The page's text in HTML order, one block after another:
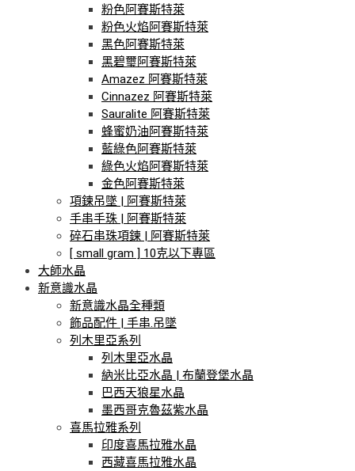
粉色阿賽斯特萊
粉色火焰阿賽斯特萊
黑色阿賽斯特萊
黑碧璽阿賽斯特萊
Amazez 阿賽斯特萊
Cinnazez 阿賽斯特萊
Sauralite 阿賽斯特萊
蜂蜜奶油阿賽斯特萊
藍綠色阿賽斯特萊
綠色火焰阿賽斯特萊
金色阿賽斯特萊
項鍊吊墜 | 阿賽斯特萊
手串手珠 | 阿賽斯特萊
碎石串珠項鍊 | 阿賽斯特萊
[ small gram ] 10克以下專區
大師水晶
新意識水晶
新意識水晶全種類
飾品配件 | 手串.吊墜
列木里亞系列
列木里亞水晶
納米比亞水晶 | 布蘭登堡水晶
巴西天狼星水晶
墨西哥克魯茲紫水晶
喜馬拉雅系列
印度喜馬拉雅水晶
西藏喜馬拉雅水晶